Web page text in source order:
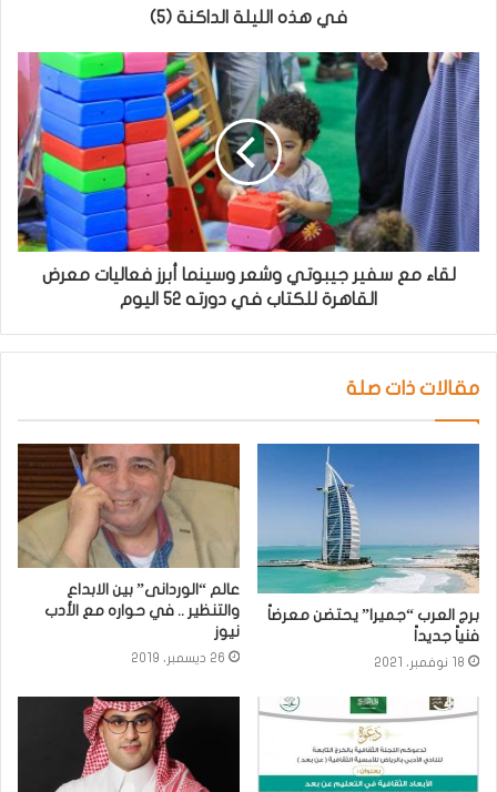
في هذه الليلة الداكنة (٥)
لقاء مع سفير جيبوتي وشعر وسينما أبرز فعاليات معرض
القاهرة للكتاب في دورته 52 اليوم
مقالات ذات صلة
برج العرب “جميرا” يحتضن معرضاً
فنياً جديداً
18 نوفمبر، 2021
عالم “الوردانى” بين الابداع
والتنظير .. في حواره مع الأدب
نيوز
26 ديسمبر، 2019